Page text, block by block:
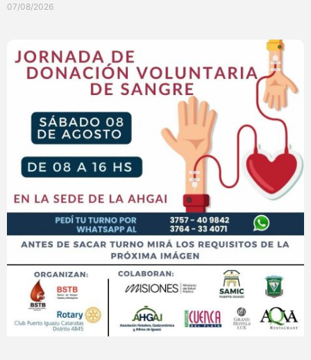
07/08/2026